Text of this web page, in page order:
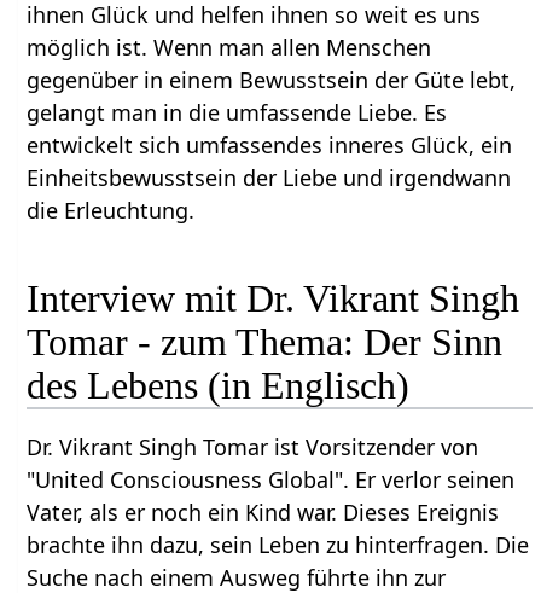
ihnen Glück und helfen ihnen so weit es uns
möglich ist. Wenn man allen Menschen
gegenüber in einem Bewusstsein der Güte lebt,
gelangt man in die umfassende Liebe. Es
entwickelt sich umfassendes inneres Glück, ein
Einheitsbewusstsein der Liebe und irgendwann
die Erleuchtung.
Interview mit Dr. Vikrant Singh
Tomar - zum Thema: Der Sinn
des Lebens (in Englisch)
Dr. Vikrant Singh Tomar ist Vorsitzender von
"United Consciousness Global". Er verlor seinen
Vater, als er noch ein Kind war. Dieses Ereignis
brachte ihn dazu, sein Leben zu hinterfragen. Die
Suche nach einem Ausweg führte ihn zur